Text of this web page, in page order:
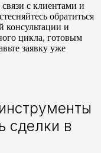
с клиентами и
обратиться
консультации и
цикла, готовым
заявку уже
сделки в